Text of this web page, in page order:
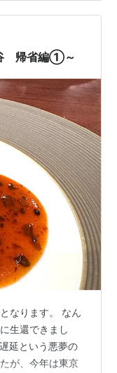
トロ [食べログ]
神楽坂/フレンチ
比寿/フレンチ [食
谷 帰省編①～
なります。 なん
生還できまし
延という悪夢の
が、今年は東京